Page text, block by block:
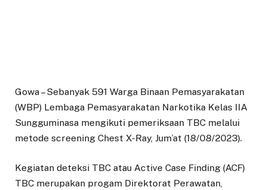
Gowa – Sebanyak 591 Warga Binaan Pemasyarakatan
(WBP) Lembaga Pemasyarakatan Narkotika Kelas IIA
Sungguminasa mengikuti pemeriksaan TBC melalui
metode screening Chest X-Ray, Jum’at (18/08/2023).
Kegiatan deteksi TBC atau Active Case Finding (ACF)
TBC merupakan progam Direktorat Perawatan,